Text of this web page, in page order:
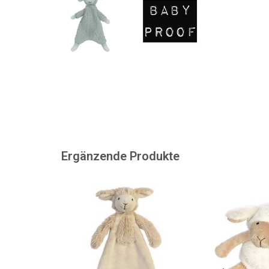
Ergänzende Produkte
diese Kuscheldecke in
Lammform. Sie ist von Happy
Horse.
ZUM WARENKORB HINZUFÜGEN
ZUM